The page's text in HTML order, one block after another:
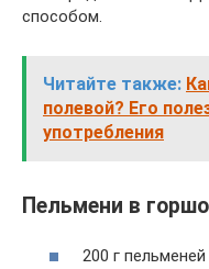
способом.
Читайте также:
полевой? Его
употребления
Пельмени в
200 г пельменей